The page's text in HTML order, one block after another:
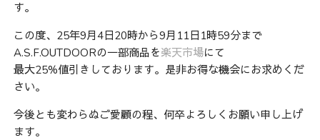
す。
この度、25年9月4日20時から9月11日1時59分まで
A.S.F.OUTDOORの一部商品を楽天市場にて
最大25%値引きしております。是非お得な機会にお求めくだ
さい。
今後とも変わらぬご愛顧の程、何卒よろしくお願い申し上げ
ます。